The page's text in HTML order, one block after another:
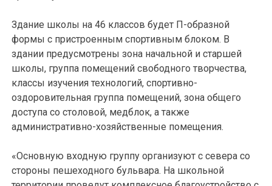
Здание школы на 46 классов будет П-образной
формы с пристроенным спортивным блоком. В
здании предусмотрены зона начальной и старшей
школы, группа помещений свободного творчества,
классы изучения технологий, спортивно-
оздоровительная группа помещений, зона общего
доступа со столовой, медблок, а также
административно-хозяйственные помещения.
«Основную входную группу организуют с севера со
стороны пешеходного бульвара. На школьной